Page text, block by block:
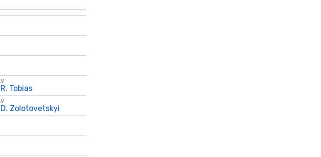
V
R. Tobias
V
D. Zolotovetskyi